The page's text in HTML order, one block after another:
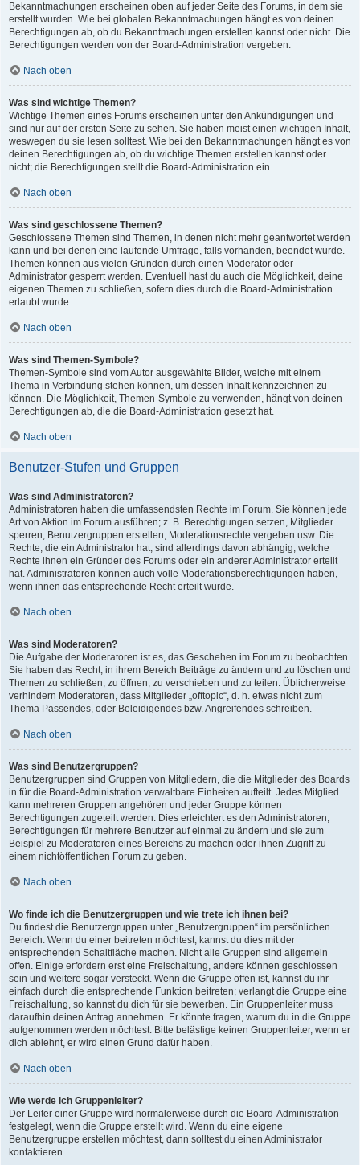
Bekanntmachungen erscheinen oben auf jeder Seite des Forums, in dem sie
erstellt wurden. Wie bei globalen Bekanntmachungen hängt es von deinen
Berechtigungen ab, ob du Bekanntmachungen erstellen kannst oder nicht. Die
Berechtigungen werden von der Board-Administration vergeben.
Nach oben
Was sind wichtige Themen?
Wichtige Themen eines Forums erscheinen unter den Ankündigungen und
sind nur auf der ersten Seite zu sehen. Sie haben meist einen wichtigen Inhalt,
weswegen du sie lesen solltest. Wie bei den Bekanntmachungen hängt es von
deinen Berechtigungen ab, ob du wichtige Themen erstellen kannst oder
nicht; die Berechtigungen stellt die Board-Administration ein.
Nach oben
Was sind geschlossene Themen?
Geschlossene Themen sind Themen, in denen nicht mehr geantwortet werden
kann und bei denen eine laufende Umfrage, falls vorhanden, beendet wurde.
Themen können aus vielen Gründen durch einen Moderator oder
Administrator gesperrt werden. Eventuell hast du auch die Möglichkeit, deine
eigenen Themen zu schließen, sofern dies durch die Board-Administration
erlaubt wurde.
Nach oben
Was sind Themen-Symbole?
Themen-Symbole sind vom Autor ausgewählte Bilder, welche mit einem
Thema in Verbindung stehen können, um dessen Inhalt kennzeichnen zu
können. Die Möglichkeit, Themen-Symbole zu verwenden, hängt von deinen
Berechtigungen ab, die die Board-Administration gesetzt hat.
Nach oben
Benutzer-Stufen und Gruppen
Was sind Administratoren?
Administratoren haben die umfassendsten Rechte im Forum. Sie können jede
Art von Aktion im Forum ausführen; z. B. Berechtigungen setzen, Mitglieder
sperren, Benutzergruppen erstellen, Moderationsrechte vergeben usw. Die
Rechte, die ein Administrator hat, sind allerdings davon abhängig, welche
Rechte ihnen ein Gründer des Forums oder ein anderer Administrator erteilt
hat. Administratoren können auch volle Moderationsberechtigungen haben,
wenn ihnen das entsprechende Recht erteilt wurde.
Nach oben
Was sind Moderatoren?
Die Aufgabe der Moderatoren ist es, das Geschehen im Forum zu beobachten.
Sie haben das Recht, in ihrem Bereich Beiträge zu ändern und zu löschen und
Themen zu schließen, zu öffnen, zu verschieben und zu teilen. Üblicherweise
verhindern Moderatoren, dass Mitglieder „offtopic“, d. h. etwas nicht zum
Thema Passendes, oder Beleidigendes bzw. Angreifendes schreiben.
Nach oben
Was sind Benutzergruppen?
Benutzergruppen sind Gruppen von Mitgliedern, die die Mitglieder des Boards
in für die Board-Administration verwaltbare Einheiten aufteilt. Jedes Mitglied
kann mehreren Gruppen angehören und jeder Gruppe können
Berechtigungen zugeteilt werden. Dies erleichtert es den Administratoren,
Berechtigungen für mehrere Benutzer auf einmal zu ändern und sie zum
Beispiel zu Moderatoren eines Bereichs zu machen oder ihnen Zugriff zu
einem nichtöffentlichen Forum zu geben.
Nach oben
Wo finde ich die Benutzergruppen und wie trete ich ihnen bei?
Du findest die Benutzergruppen unter „Benutzergruppen“ im persönlichen
Bereich. Wenn du einer beitreten möchtest, kannst du dies mit der
entsprechenden Schaltfläche machen. Nicht alle Gruppen sind allgemein
offen. Einige erfordern erst eine Freischaltung, andere können geschlossen
sein und weitere sogar versteckt. Wenn die Gruppe offen ist, kannst du ihr
einfach durch die entsprechende Funktion beitreten; verlangt die Gruppe eine
Freischaltung, so kannst du dich für sie bewerben. Ein Gruppenleiter muss
daraufhin deinen Antrag annehmen. Er könnte fragen, warum du in die Gruppe
aufgenommen werden möchtest. Bitte belästige keinen Gruppenleiter, wenn er
dich ablehnt, er wird einen Grund dafür haben.
Nach oben
Wie werde ich Gruppenleiter?
Der Leiter einer Gruppe wird normalerweise durch die Board-Administration
festgelegt, wenn die Gruppe erstellt wird. Wenn du eine eigene
Benutzergruppe erstellen möchtest, dann solltest du einen Administrator
kontaktieren.